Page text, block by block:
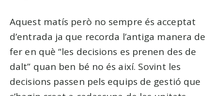
Aquest matís però no sempre és acceptat
d’entrada ja que recorda l’antiga manera de
fer en què “les decisions es prenen des de
dalt” quan ben bé no és així. Sovint les
decisions passen pels equips de gestió que